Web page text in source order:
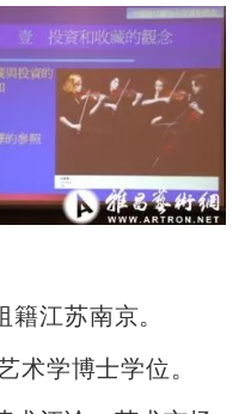
江苏南京。
学博士学位。